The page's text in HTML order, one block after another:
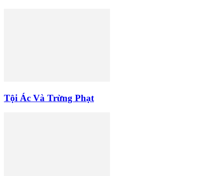
Tội Ác Và Trừng Phạt